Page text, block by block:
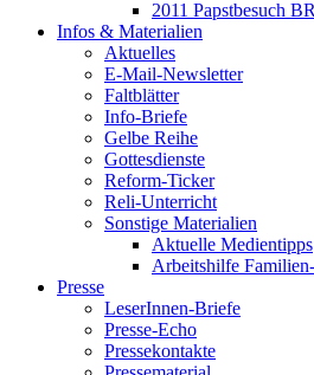
2011 Papstbesuch
Infos & Materialien
Aktuelles
E-Mail-Newsletter
Faltblätter
Info-Briefe
Gelbe Reihe
Gottesdienste
Reform-Ticker
Reli-Unterricht
Sonstige Materialien
Aktuelle Medientipps
Arbeitshilfe
Presse
LeserInnen-Briefe
Presse-Echo
Pressekontakte